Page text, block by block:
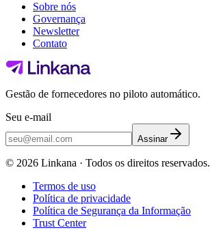
Sobre nós
Governança
Newsletter
Contato
Gestão de fornecedores no piloto automático.
Seu e-mail
Assinar
© 2026 Linkana · Todos os direitos reservados.
Termos de uso
Política de privacidade
Política de Segurança da Informação
Trust Center